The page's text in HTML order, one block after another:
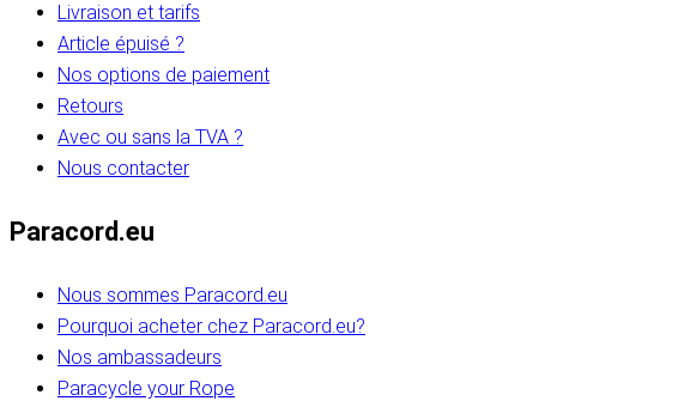
Livraison et tarifs
Article épuisé ?
Nos options de paiement
Retours
Avec ou sans la TVA ?
Nous contacter
Paracord.eu
Nous sommes Paracord.eu
Pourquoi acheter chez Paracord.eu?
Nos ambassadeurs
Paracycle your Rope